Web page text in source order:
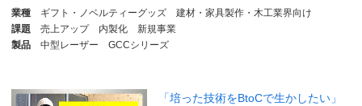
業種 ギフト・ノベルティーグッズ
建材・家具製作・木工業界向け
課題
売上アップ 内製化
新規事業
製品
中型レーザー GCCシリーズ
「培った技術をBtoCで生かしたい」